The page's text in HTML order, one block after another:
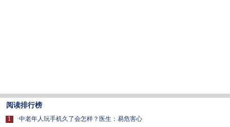
阅读排行榜
1
·中老年人玩手机久了会怎样？医生：易危害心